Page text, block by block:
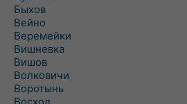
Быхов
Вейно
Веремейки
Вишневка
Вишов
Волковичи
Воротынь